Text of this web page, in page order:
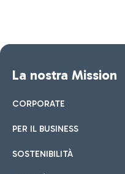
La nostra Mission
CORPORATE
PER IL BUSINESS
SOSTENIBILITÀ